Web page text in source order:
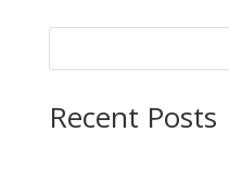
Recent Posts